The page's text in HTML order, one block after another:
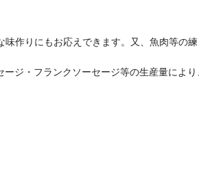
作りにもお応えできます。又、魚肉等の練
ジ・フランクソーセージ等の生産量により